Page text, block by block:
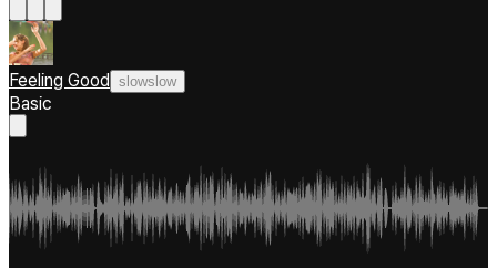
Feeling Good slowslow
Basic